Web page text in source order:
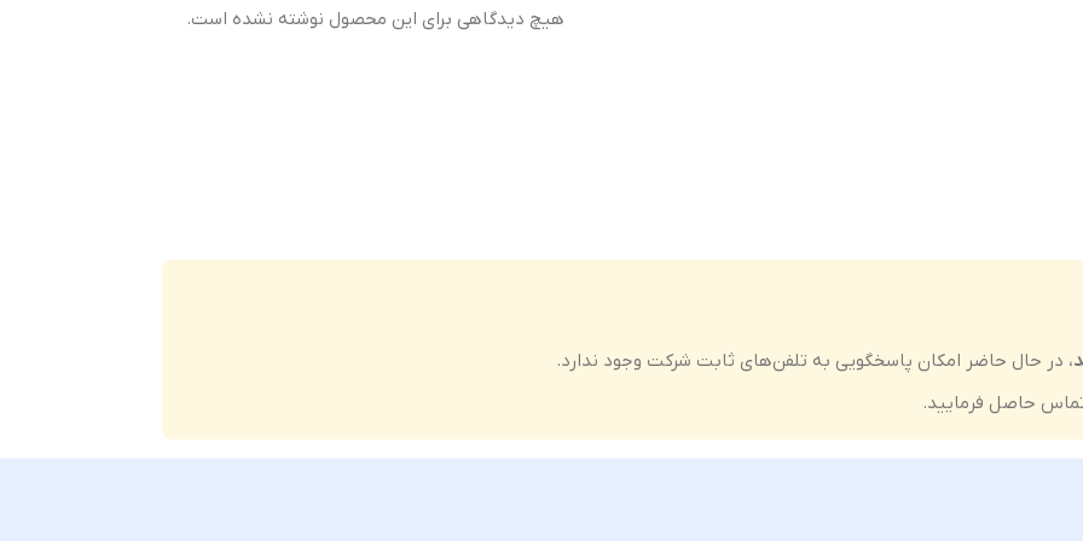
کیفیت ساخت
هیچ دیدگاهی برای این محصول نوشته نشده است.
، در حال حاضر امکان پاسخگویی به تلفن‌های ثابت شرکت وجود ندارد.
حاصل فرمایید.